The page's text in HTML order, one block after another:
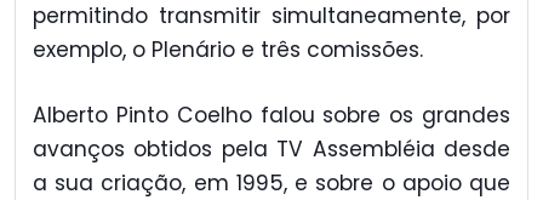
permitindo transmitir simultaneamente, por
exemplo, o Plenário e três comissões.
Alberto Pinto Coelho falou sobre os grandes
avanços obtidos pela TV Assembléia desde
a sua criação, em 1995, e sobre o apoio que